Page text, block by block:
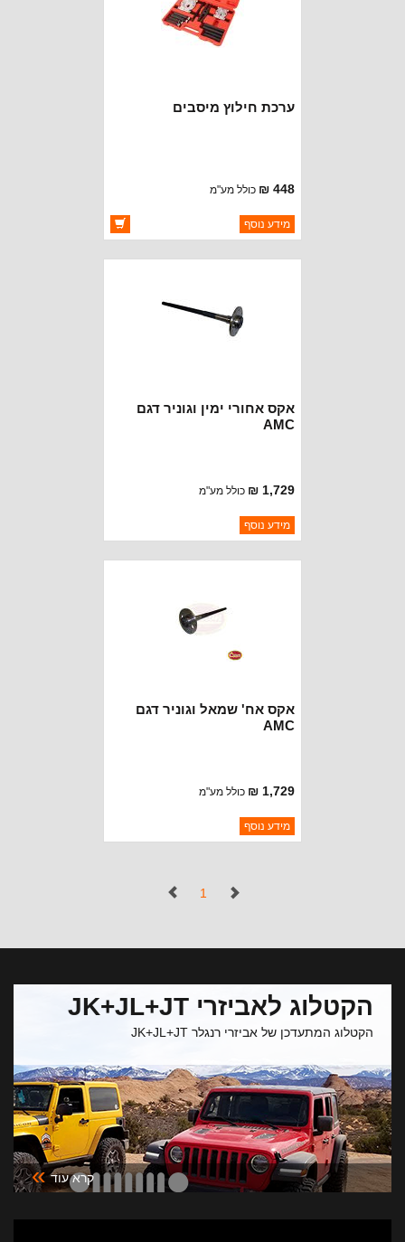
ערכת חילוץ מיסבים
448 ₪ כולל מע"מ
ברקוד: 97004159
יצרן:OAKMAN OFFROAD
מידע נוסף
אקס אחורי ימין וגוניר דגם
AMC
1,729 ₪ כולל מע"מ
ברקוד: 3235806
יצרן:ALLOY AXLE PARTS
מידע נוסף
אקס אח' שמאל וגוניר דגם
AMC
1,729 ₪ כולל מע"מ
ברקוד: 3235807
יצרן:CROWN AUTOMOTIVE
מידע נוסף
1 (נוכחי)
הקטלוג לאביזרי JK+JL+JT
הקטלוג המתעדכן של אביזרי רנגלר JK+JL+JT
קרא עוד »